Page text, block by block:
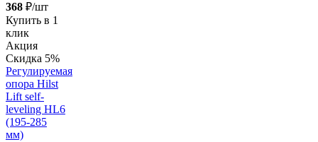
368 ₽/шт
Купить в 1
клик
Акция
Скидка 5%
Регулируемая
опора Hilst
Lift self-
leveling HL6
(195-285
мм)